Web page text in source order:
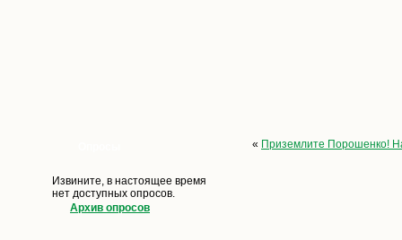
Извините, в настоящее время
нет доступных опросов.
Архив опросов
« Приземлите Порошенко!